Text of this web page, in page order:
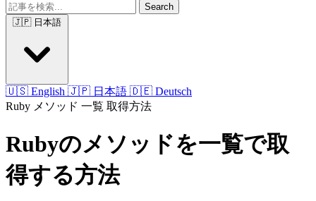
Search
🇺🇸 English 🇯🇵 日本語 🇩🇪 Deutsch
Ruby メソッド 一覧 取得方法
Rubyのメソッドを一覧で取
得する方法